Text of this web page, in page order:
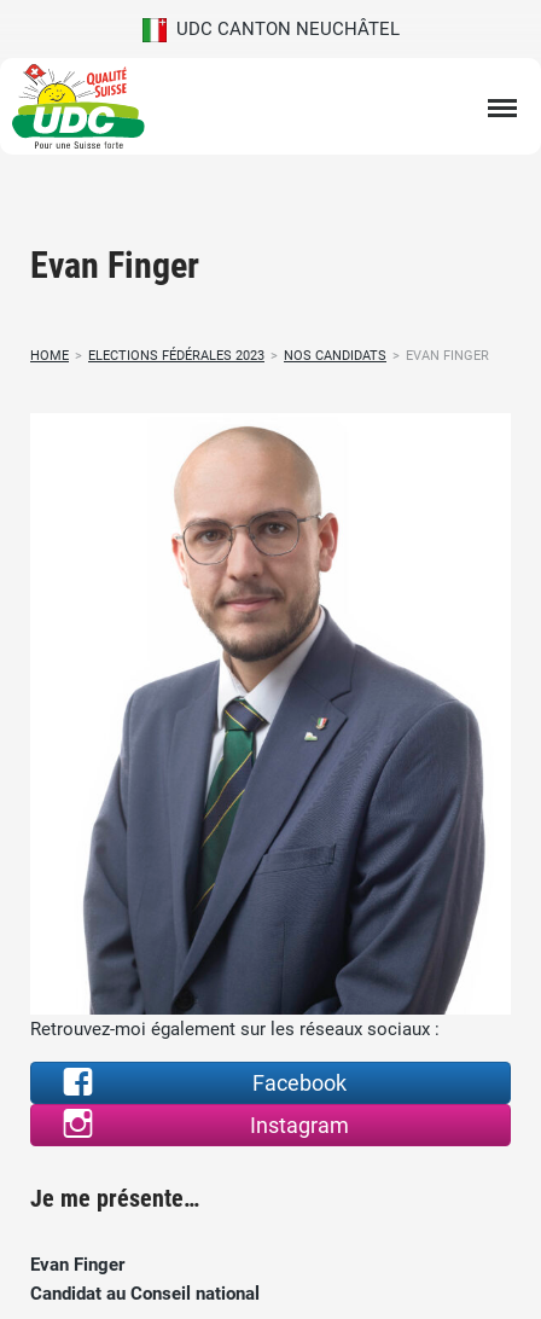
UDC CANTON NEUCHÂTEL
Evan Finger
HOME > ELECTIONS FÉDÉRALES 2023 > NOS CANDIDATS > EVAN FINGER
Retrouvez-moi également sur les réseaux sociaux :
Facebook
Instagram
Je me présente…
Evan Finger
Candidat au Conseil national